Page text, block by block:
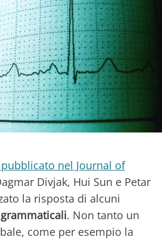
nel Journal of
Divjak, Hui Sun e Petar
la risposta di alcuni
. Non tanto un
come per esempio la